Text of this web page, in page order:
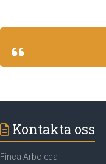
Kontakta oss
Finca Arboleda